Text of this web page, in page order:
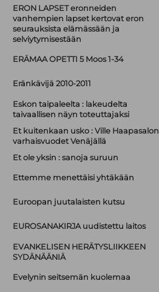
ERON LAPSET eronneiden
vanhempien lapset kertovat eron
seurauksista elämässään ja
selviytymisestään
ERÄMAA OPETTI 5 Moos 1-34
Eränkävijä 2010-2011
Eskon taipaleelta : lakeudelta
taivaallisen näyn toteuttajaksi
Et kuitenkaan usko : Ville Haapasalon
varhaisvuodet Venäjällä
Et ole yksin : sanoja suruun
Ettemme menettäisi yhtäkään
Euroopan juutalaisten kutsu
EUROSANAKIRJA uudistettu laitos
EVANKELISEN HERÄTYSLIIKKEEN
SYDÄNÄÄNIÄ
Evelynin seitsemän kuolemaa